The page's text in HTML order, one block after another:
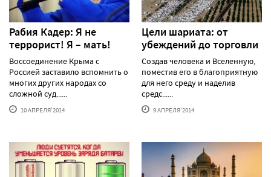
Рабия Кадер: Я не
террорист! Я – мать!
Воссоединение Крыма с
Россией заставило вспомнить о
многих других народах со
сложной суд......
10 АПРЕЛЯ'2014
Цели шариата: от
убеждений до торговли
Создав человека и Вселенную,
поместив его в благоприятную
для него среду и наделив
средс......
9 АПРЕЛЯ'2014